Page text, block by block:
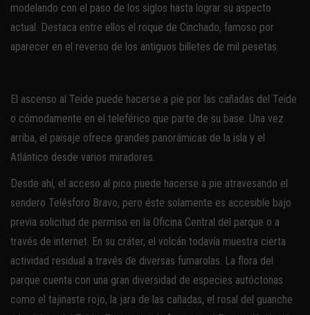
modelando con el paso de los siglos hasta lograr su aspecto
actual. Destaca entre ellos el roque de Cinchado, famoso por
aparecer en el reverso de los antiguos billetes de mil pesetas.
El ascenso al Teide puede hacerse a pie por las cañadas del Teide
o cómodamente en el teleférico que parte de su base. Una vez
arriba, el paisaje ofrece grandes panorámicas de la isla y el
Atlántico desde varios miradores.
Desde ahí, el acceso al pico puede hacerse a pie atravesando el
sendero Telésforo Bravo, pero éste solamente es accesible bajo
previa solicitud de permiso en la Oficina Central del parque o a
través de internet. En su cráter, el volcán todavía muestra cierta
actividad residual a través de diversas fumarolas. La flora del
parque cuenta con una gran diversidad de especies autóctonas
como el tajinaste rojo, la jara de las cañadas, el rosal del guanche